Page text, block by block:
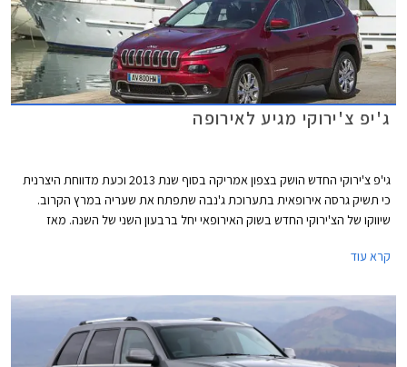
ג'יפ צ'ירוקי מגיע לאירופה
גי'פ צ'ירוקי החדש הושק בצפון אמריקה בסוף שנת 2013 וכעת מדווחת היצרנית
כי תשיק גרסה אירופאית בתערוכת ג'נבה שתפתח את שעריה במרץ הקרוב.
שיווקו של הצ'ירוקי החדש בשוק האירופאי יחל ברבעון השני של השנה. מאז
את התואר "הרכב הבטוח ביותר בקטגוריה" מאת ארגון EuroNCAP.
קרא עוד